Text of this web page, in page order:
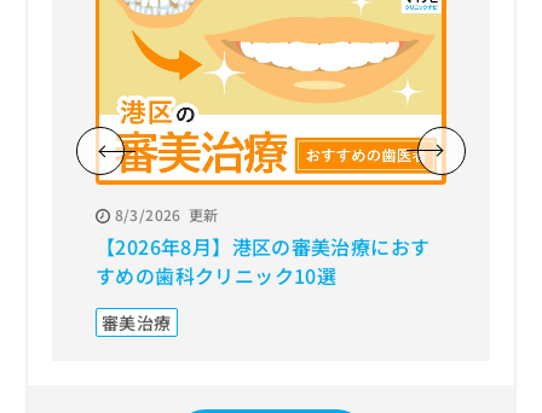
8/3/2026 更新
【2026年8月】港区の審美治療におす
すめの歯科クリニック10選
審美治療